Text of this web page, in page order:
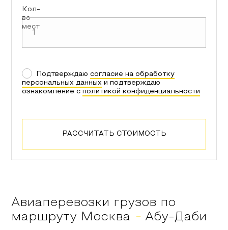
Кол-
во
мест
Подтверждаю согласие на обработку
персональных данных и подтверждаю
ознакомление с политикой конфиденциальности
РАССЧИТАТЬ СТОИМОСТЬ
Авиаперевозки грузов по
маршруту Москва - Абу-Даби